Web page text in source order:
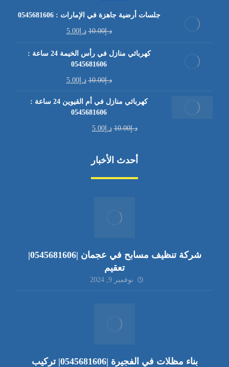
جلسات أرضية جاهزة في الإمارات : 0545681606
د.إ10.00 د.إ5.00
كهربائي منازل في رأس الخيمة 24 ساعة :
0545681606
د.إ10.00 د.إ5.00
كهربائي منازل في أم القيوين 24 ساعة :
0545681606
د.إ10.00 د.إ5.00
أحدث الأخبار
شركة تنظيف مسابح في عجمان |0545681606|
تعقيم
نوفمبر 9, 2024
بناء مظلات في الفجيرة |0545681606| تركيب